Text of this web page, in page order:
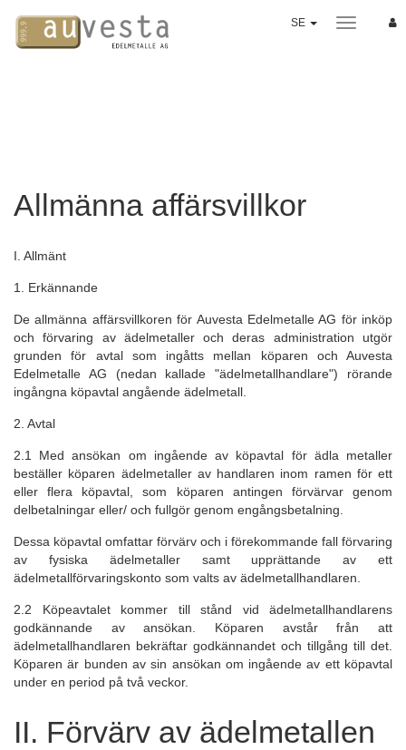
SE
Guld
Mynt
"Good Delivery" tackor
Värdeutveckling
Priser på mynt
DEPÅ ONLINE
Köp / Försäljning
Överföring
Byta
LAGRING
Daglig balans
Lagringsplats
PARTNER
Allmänna affärsvillkor
I. Allmänt
1. Erkännande
De allmänna affärsvillkoren för Auvesta Edelmetalle AG för inköp
och förvaring av ädelmetaller och deras administration utgör
grunden för avtal som ingåtts mellan köparen och Auvesta
Edelmetalle AG (nedan kallade "ädelmetallhandlare") rörande
ingångna köpavtal angående ädelmetall.
2. Avtal
2.1 Med ansökan om ingående av köpavtal för ädla metaller
beställer köparen ädelmetaller av handlaren inom ramen för ett
eller flera köpavtal, som köparen antingen förvärvar genom
delbetalningar eller/ och fullgör genom engångsbetalning.
Dessa köpavtal omfattar förvärv och i förekommande fall förvaring
av fysiska ädelmetaller samt upprättande av ett
ädelmetallförvaringskonto som valts av ädelmetallhandlaren.
2.2 Köpeavtalet kommer till stånd vid ädelmetallhandlarens
godkännande av ansökan. Köparen avstår från att
ädelmetallhandlaren bekräftar godkännandet och tillgång till det.
Köparen är bunden av sin ansökan om ingående av ett köpavtal
under en period på två veckor.
II. Förvärv av ädelmetallen